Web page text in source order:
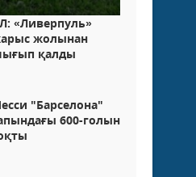
«Ливерпуль»
жолынан
қалды
"Барселона"
600-голын